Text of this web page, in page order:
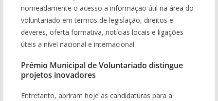
nomeadamente o acesso a informação útil na área do
voluntariado em termos de legislação, direitos e
deveres, oferta formativa, notícias locais e ligações
úteis a nível nacional e internacional.
Prémio Municipal de Voluntariado distingue
projetos inovadores
Entretanto, abriram hoje as candidaturas para a